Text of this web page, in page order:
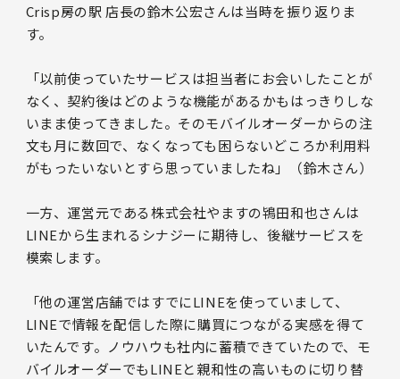
Crisp房の駅 店長の鈴木公宏さんは当時を振り返りま
す。
「以前使っていたサービスは担当者にお会いしたことが
なく、契約後はどのような機能があるかもはっきりしな
いまま使ってきました。そのモバイルオーダーからの注
文も月に数回で、なくなっても困らないどころか利用料
がもったいないとすら思っていましたね」（鈴木さん）
一方、運営元である株式会社やますの鴇田和也さんは
LINEから生まれるシナジーに期待し、後継サービスを
模索します。
「他の運営店舗ではすでにLINEを使っていまして、
LINEで情報を配信した際に購買につながる実感を得て
いたんです。ノウハウも社内に蓄積できていたので、モ
バイルオーダーでもLINEと親和性の高いものに切り替